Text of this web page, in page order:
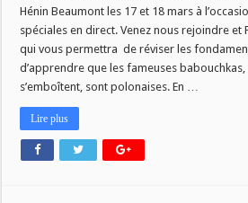
Hénin Beaumont les 17 et 18 mars à
spéciales en direct. Venez nous rejoindre et
qui vous permettra de réviser les
d’apprendre que les fameuses
s’emboîtent, sont polonaises. En …
Lire plus